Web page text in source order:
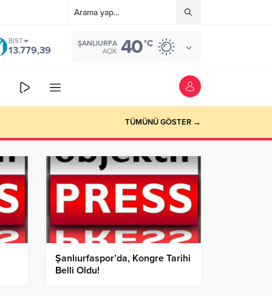
BIST
13.779,39
ŞANLIURFA
AÇIK 40°C
TÜMÜNÜ GÖSTER →
Şanlıurfaspor’da, Kongre Tarihi
Belli Oldu!